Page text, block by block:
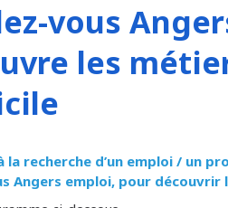
vous
les
la recherche d’un emploi / un
Angers emploi, pour découvrir